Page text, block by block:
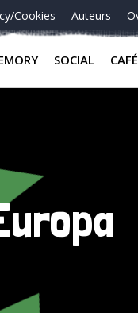
Cookies Auteurs
SOCIAL CAFÉ